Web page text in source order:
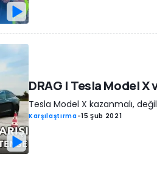
DRAG | Tesla Model
Tesla Model X kazanmalı,
Karşılaştırma-15 Şub 2021